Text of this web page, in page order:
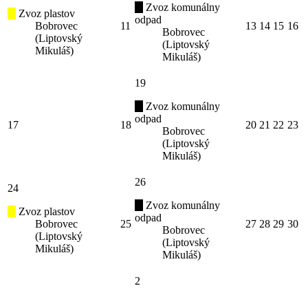
Zvoz plastov
Bobrovec
(Liptovský
Mikuláš)
11
Zvoz komunálny
odpad
Bobrovec
(Liptovský
Mikuláš)
13 14 15 16
17 18
19
Zvoz komunálny
odpad
Bobrovec
(Liptovský
Mikuláš)
20 21 22 23
24
Zvoz plastov
Bobrovec
(Liptovský
Mikuláš)
25
26
Zvoz komunálny
odpad
Bobrovec
(Liptovský
Mikuláš)
27 28 29 30
2